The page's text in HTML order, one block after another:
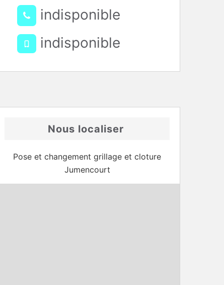
indisponible
indisponible
Nous localiser
Pose et changement grillage et cloture
Jumencourt